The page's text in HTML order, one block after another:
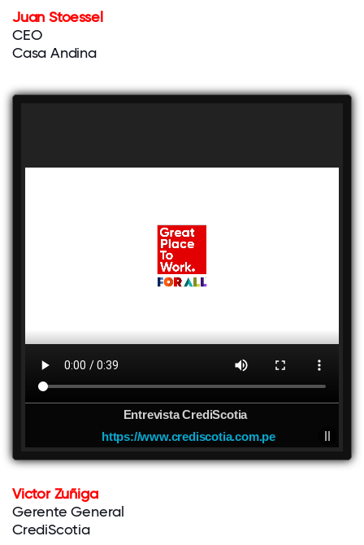
Juan Stoessel
CEO
Casa Andina
Entrevista CrediScotia
https://www.crediscotia.com.pe
Victor Zuñiga
Gerente General
CrediScotia